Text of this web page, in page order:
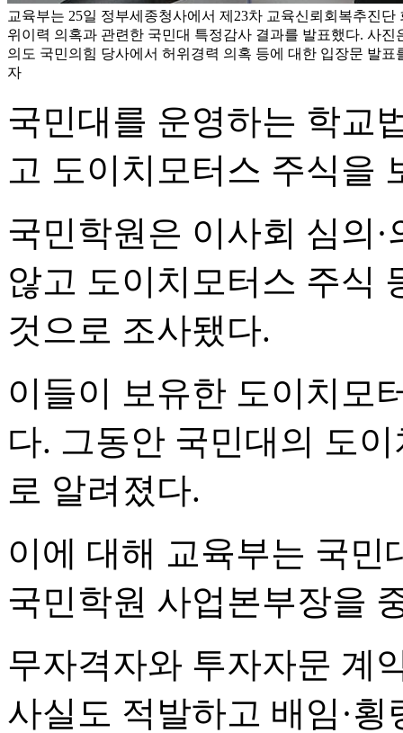
교육부는 25일 정부세종청사에서 제23차 교육신뢰회복추진
위이력 의혹과 관련한 국민대 특정감사 결과를 발표했다. 사진
의도 국민의힘 당사에서 허위경력 의혹 등에 대한 입장문 발표
자
국민대를 운영하는 학교
고 도이치모터스 주식을
국민학원은 이사회 심의
않고 도이치모터스 주식
것으로 조사됐다.
이들이 보유한 도이치모
다. 그동안 국민대의 도
로 알려졌다.
이에 대해 교육부는 국민
국민학원 사업본부장을
무자격자와 투자자문 계
사실도 적발하고 배임·